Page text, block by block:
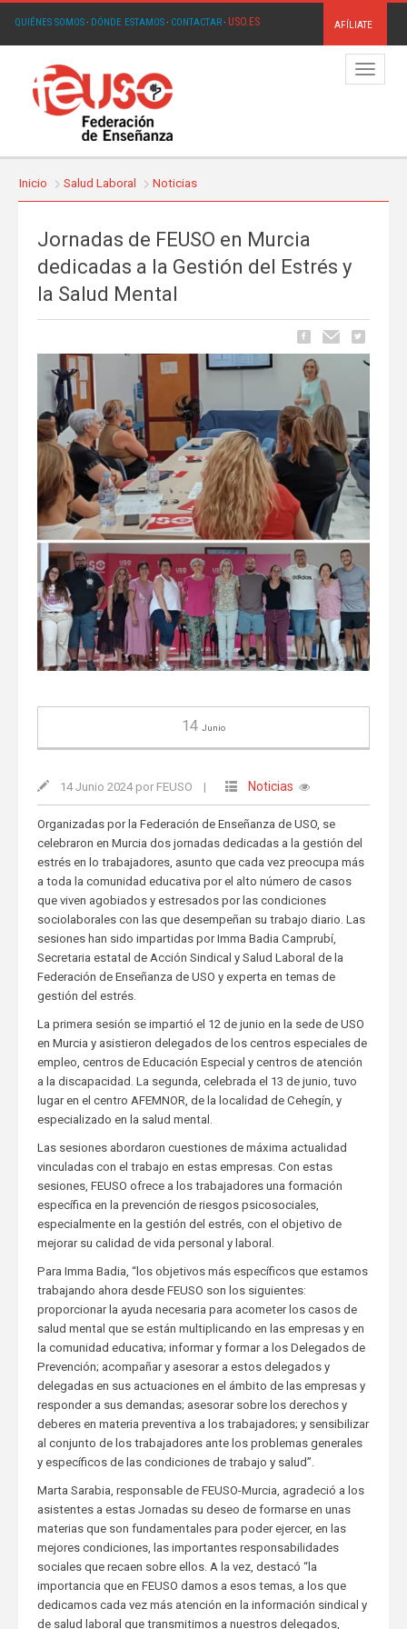
QUIÉNES SOMOS· DÓNDE ESTAMOS· CONTACTAR· USO.ES AFÍLIATE
Menú
Inicio Salud Laboral Noticias
Jornadas de FEUSO en Murcia
dedicadas a la Gestión del Estrés y
la Salud Mental
14 Junio
14 Junio 2024 por FEUSO | Noticias
Organizadas por la Federación de Enseñanza de USO, se
celebraron en Murcia dos jornadas dedicadas a la gestión del
estrés en lo trabajadores, asunto que cada vez preocupa más
a toda la comunidad educativa por el alto número de casos
que viven agobiados y estresados por las condiciones
sociolaborales con las que desempeñan su trabajo diario. Las
sesiones han sido impartidas por Imma Badia Camprubí,
Secretaria estatal de Acción Sindical y Salud Laboral de la
Federación de Enseñanza de USO y experta en temas de
gestión del estrés.
La primera sesión se impartió el 12 de junio en la sede de USO
en Murcia y asistieron delegados de los centros especiales de
empleo, centros de Educación Especial y centros de atención
a la discapacidad. La segunda, celebrada el 13 de junio, tuvo
lugar en el centro AFEMNOR, de la localidad de Cehegín, y
especializado en la salud mental.
Las sesiones abordaron cuestiones de máxima actualidad
vinculadas con el trabajo en estas empresas. Con estas
sesiones, FEUSO ofrece a los trabajadores una formación
específica en la prevención de riesgos psicosociales,
especialmente en la gestión del estrés, con el objetivo de
mejorar su calidad de vida personal y laboral.
Para Imma Badia, “los objetivos más específicos que estamos
trabajando ahora desde FEUSO son los siguientes:
proporcionar la ayuda necesaria para acometer los casos de
salud mental que se están multiplicando en las empresas y en
la comunidad educativa; informar y formar a los Delegados de
Prevención; acompañar y asesorar a estos delegados y
delegadas en sus actuaciones en el ámbito de las empresas y
responder a sus demandas; asesorar sobre los derechos y
deberes en materia preventiva a los trabajadores; y sensibilizar
al conjunto de los trabajadores ante los problemas generales
y específicos de las condiciones de trabajo y salud”.
Marta Sarabia, responsable de FEUSO-Murcia, agradeció a los
asistentes a estas Jornadas su deseo de formarse en unas
materias que son fundamentales para poder ejercer, en las
mejores condiciones, las importantes responsabilidades
sociales que recaen sobre ellos. A la vez, destacó “la
importancia que en FEUSO damos a esos temas, a los que
dedicamos cada vez más atención en la información sindical y
de salud laboral que transmitimos a nuestros delegados,